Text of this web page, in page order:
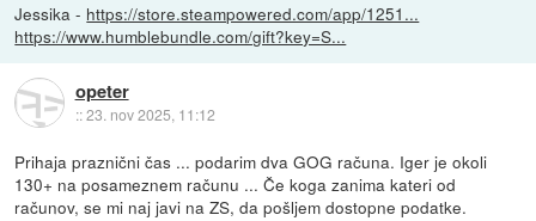
Jessika - https://store.steampowered.com/app/1251...
https://www.humblebundle.com/gift?key=S...
opeter
::23. nov 2025, 11:12
Prihaja praznični čas ... podarim dva GOG računa. Iger je okoli
130+ na posameznem računu ... Če koga zanima kateri od
računov, se mi naj javi na ZS, da pošljem dostopne podatke.